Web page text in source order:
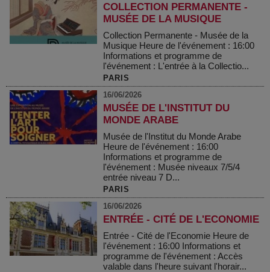
COLLECTION PERMANENTE -
MUSÉE DE LA MUSIQUE
Collection Permanente - Musée de la
Musique Heure de l'événement : 16:00
Informations et programme de
l'événement : L'entrée à la Collectio...
PARIS
16/06/2026
MUSÉE DE L'INSTITUT DU
MONDE ARABE
Musée de l'Institut du Monde Arabe
Heure de l'événement : 16:00
Informations et programme de
l'événement : Musée niveaux 7/5/4
entrée niveau 7 D...
PARIS
16/06/2026
ENTRÉE - CITÉ DE L'ECONOMIE
Entrée - Cité de l'Economie Heure de
l'événement : 16:00 Informations et
programme de l'événement : Accès
valable dans l'heure suivant l'horair...